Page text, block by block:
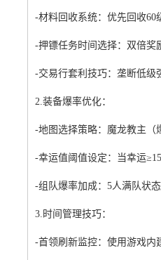
-材料回收系统：优先回收60
-押镖任务时间选择：双倍奖
-交易行套利技巧：垄断低级
2.装备爆率优化：
-地图选择策略：魔龙教主（
-幸运值阈值设定：当幸运
-组队爆率加成：5人满队状
3.时间管理技巧：
-首领刷新监控：使用游戏内